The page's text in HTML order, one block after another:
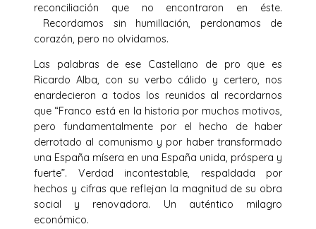
reconciliación que no encontraron en éste.
Recordamos sin humillación, perdonamos de
corazón, pero no olvidamos.
Las palabras de ese Castellano de pro que es
Ricardo Alba, con su verbo cálido y certero, nos
enardecieron a todos los reunidos al recordarnos
que “Franco está en la historia por muchos motivos,
pero fundamentalmente por el hecho de haber
derrotado al comunismo y por haber transformado
una España mísera en una España unida, próspera y
fuerte”. Verdad incontestable, respaldada por
hechos y cifras que reflejan la magnitud de su obra
social y renovadora. Un auténtico milagro
económico.